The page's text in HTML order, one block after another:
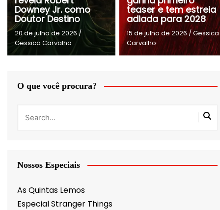
Downey Jr. como
Doutor Destino
20 de julho de 2026 /
Gessica Carvalho
teaser e tem estreia
adiada para 2028
15 de julho de 2026/Gessica
Carvalho
O que você procura?
Nossos Especiais
As Quintas Lemos
Especial Stranger Things